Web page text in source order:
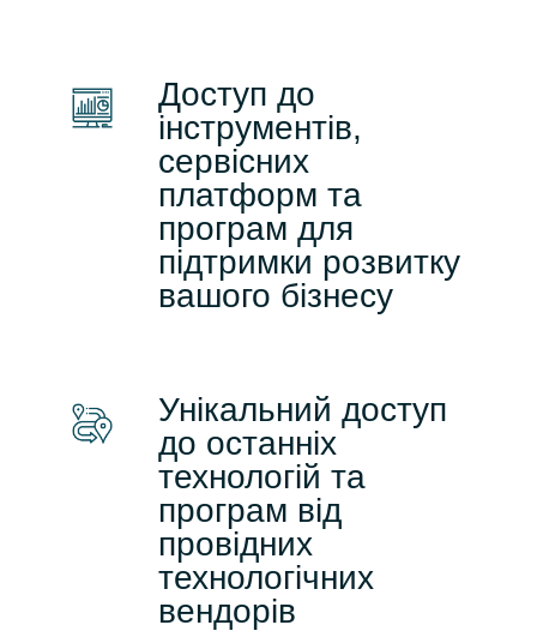
Доступ до
інструментів,
сервісних
платформ та
програм для
підтримки розвитку
вашого бізнесу
Унікальний доступ
до останніх
технологій та
програм від
провідних
технологічних
вендорів